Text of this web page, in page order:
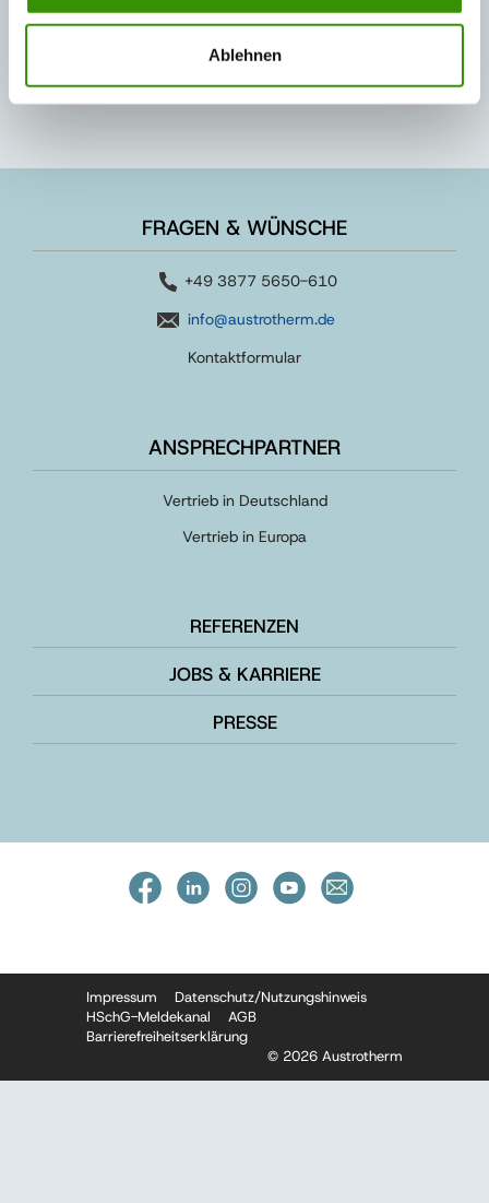
Ablehnen
stefan.hollaus@austrotherm.de
FRAGEN & WÜNSCHE
+49 3877 5650-610
info@austrotherm.de
Kontaktformular
ANSPRECHPARTNER
Vertrieb in Deutschland
Vertrieb in Europa
REFERENZEN
JOBS & KARRIERE
PRESSE
Impressum
Datenschutz/Nutzungshinweis
HSchG-Meldekanal
AGB
Barrierefreiheitserklärung
© 2026 Austrotherm